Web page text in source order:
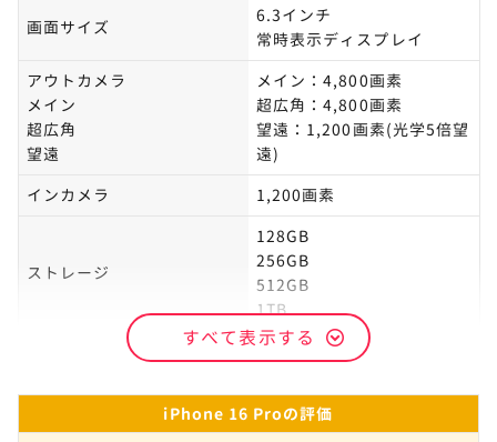
画面サイズ
6.3インチ
常時表示ディスプレイ
アウトカメラ
メイン
超広角
望遠
メイン：4,800画素
超広角：4,800画素
望遠：1,200画素(光学5倍望
遠)
インカメラ
1,200画素
ストレージ
128GB
256GB
512GB
1TB
A18 Proチップ
すべて表示する
iPhone 16 Proの評価